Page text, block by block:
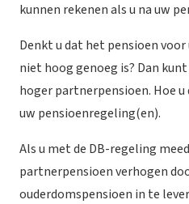
kunnen rekenen als u na uw
Denkt u dat het pensioen
niet hoog genoeg is? Dan
hoger partnerpensioen. Hoe
uw pensioenregeling(en).
Als u met de DB-regeling
partnerpensioen verhogen
ouderdomspensioen in te